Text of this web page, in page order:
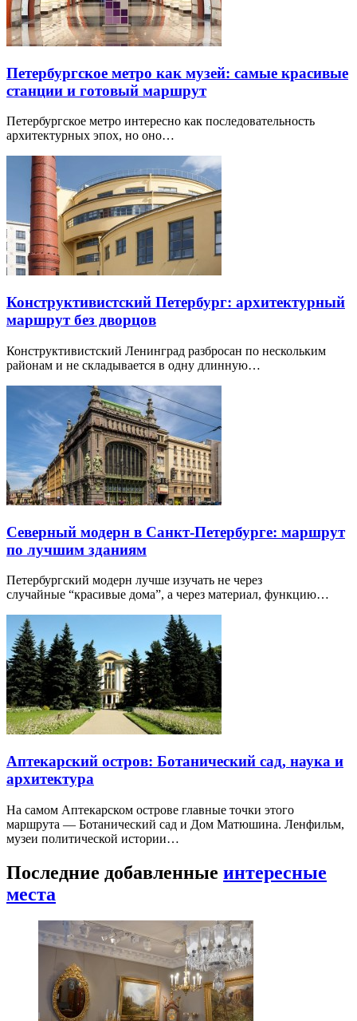
Петербургское метро как музей: самые красивые
станции и готовый маршрут
Петербургское метро интересно как последовательность
архитектурных эпох, но оно…
Конструктивистский Петербург: архитектурный
маршрут без дворцов
Конструктивистский Ленинград разбросан по нескольким
районам и не складывается в одну длинную…
Северный модерн в Санкт-Петербурге: маршрут
по лучшим зданиям
Петербургский модерн лучше изучать не через
случайные “красивые дома”, а через материал, функцию…
Аптекарский остров: Ботанический сад, наука и
архитектура
На самом Аптекарском острове главные точки этого
маршрута — Ботанический сад и Дом Матюшина. Ленфильм,
музеи политической истории…
Последние добавленные интересные
места